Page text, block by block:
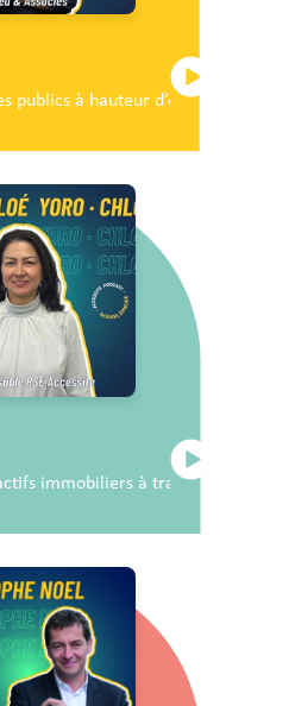
publics à hauteur d’enfants
immobiliers à travers la RSE